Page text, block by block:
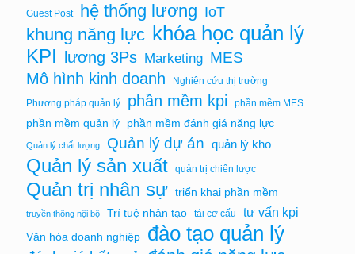
Guest Post hệ thống lương IoT
khung năng lực khóa học quản lý
KPI lương 3Ps Marketing MES
Mô hình kinh doanh
Nghiên cứu thị trường
Phương pháp quản lý
phần mềm kpi phần mềm MES
phần mềm quản lý phần mềm đánh giá năng lực
Quản lý chất lượng Quản lý dự án quản lý kho
Quản lý sản xuất quản trị chiến lược
Quản trị nhân sự triển khai phần mềm
truyền thông nội bộ Trí tuệ nhân tạo tái cơ cấu tư vấn kpi
Văn hóa doanh nghiệp đào tạo quản lý